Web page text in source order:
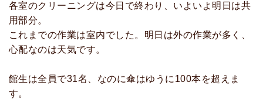
各室のクリーニングは今日で終わり、いよいよ明日は共
用部分。
これまでの作業は室内でした。明日は外の作業が多く、
心配なのは天気です。
館生は全員で31名、なのに傘はゆうに100本を超えま
す。